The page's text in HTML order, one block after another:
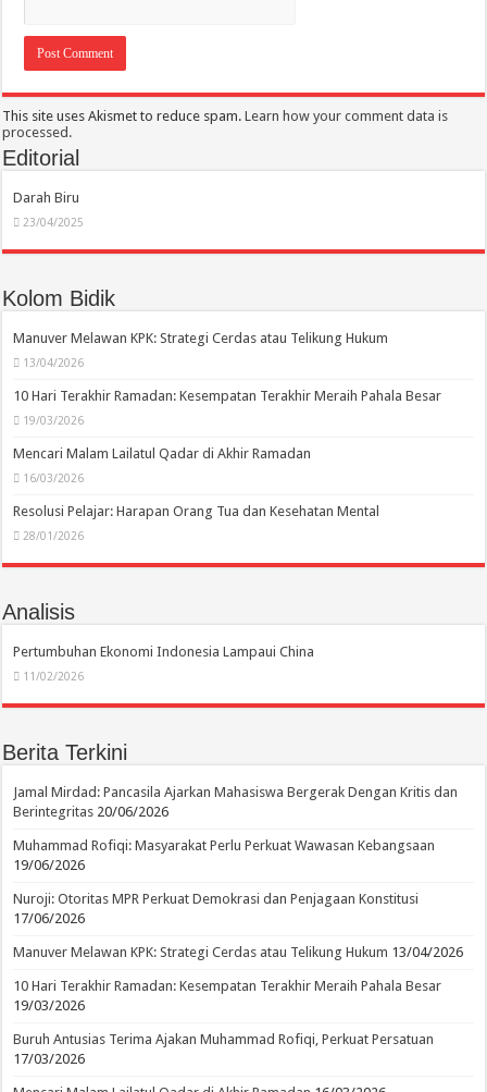
This site uses Akismet to reduce spam.Learn how your comment data is
processed.
Editorial
Darah Biru
23/04/2025
Kolom Bidik
Manuver Melawan KPK: Strategi Cerdas atau Telikung Hukum
13/04/2026
10 Hari Terakhir Ramadan: Kesempatan Terakhir Meraih Pahala Besar
19/03/2026
Mencari Malam Lailatul Qadar di Akhir Ramadan
16/03/2026
Resolusi Pelajar: Harapan Orang Tua dan Kesehatan Mental
28/01/2026
Analisis
Pertumbuhan Ekonomi Indonesia Lampaui China
11/02/2026
Berita Terkini
Jamal Mirdad: Pancasila Ajarkan Mahasiswa Bergerak Dengan Kritis dan
Berintegritas 20/06/2026
Muhammad Rofiqi: Masyarakat Perlu Perkuat Wawasan Kebangsaan
19/06/2026
Nuroji: Otoritas MPR Perkuat Demokrasi dan Penjagaan Konstitusi
17/06/2026
Manuver Melawan KPK: Strategi Cerdas atau Telikung Hukum 13/04/2026
10 Hari Terakhir Ramadan: Kesempatan Terakhir Meraih Pahala Besar
19/03/2026
Buruh Antusias Terima Ajakan Muhammad Rofiqi, Perkuat Persatuan
17/03/2026